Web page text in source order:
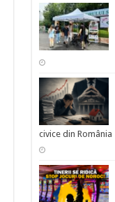
civice din România